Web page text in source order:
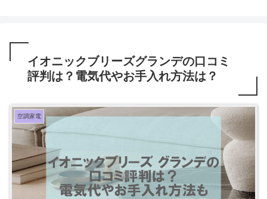
イオニックブリーズグランデの口コミ
評判は？電気代やお手入れ方法は？
空調家電